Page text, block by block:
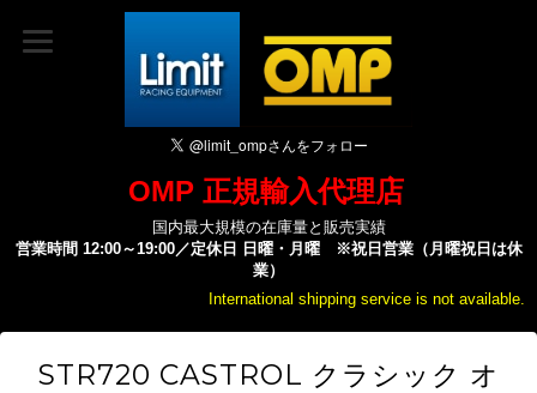
OMP 正規輸入代理店
国内最大規模の在庫量と販売実績
営業時間 12:00～19:00／定休日 日曜・月曜 ※祝日営業（月曜祝日は休
業）
International shipping service is not available.
STR720 CASTROL クラシック オ